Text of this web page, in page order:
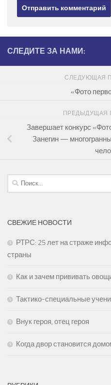
СЛЕДИТЕ ЗА НАМИ:
СЛЕДУЮЩАЯ
«Фото
ПРЕДЫДУЩАЯ
Завершает конкурс
Занегин —
Найти:
СВЕЖИЕ НОВОСТИ
РТРС: 25 лет на страже
страны
Как и зачем прививать
Тактико-специальные
Внук героя, отец героя
Когда двор становится